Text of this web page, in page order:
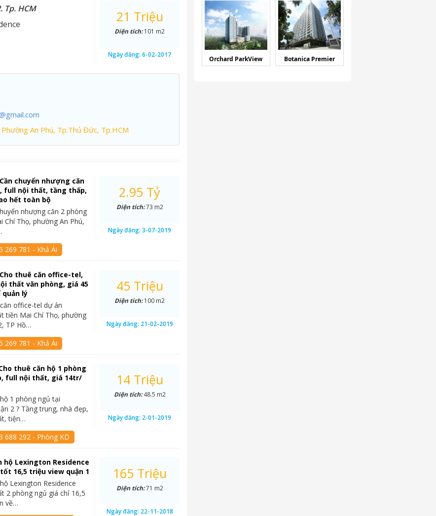
Tp. HCM
21 Triệu
Diện tích:101 m2
Ngày đăng:6-02-2017
An Phú, Tp.Thủ Đức, Tp.HCM
chuyển nhượng căn
full nội thất, tầng thấp,
hết toàn bộ
nhượng căn 2 phòng
Chí Thọ, phường An Phú,
269 781 - Khả Ái
2.95 Tỷ
Diện tích:73 m2
Ngày đăng:3-07-2019
thuê căn office-tel,
thất văn phòng, giá 45
lý
office-tel dự án
tiền Mai Chí Thọ, phường
TP Hồ…
269 781 - Khả Ái
45 Triệu
Diện tích:100 m2
Ngày đăng: 21-02-2019
thuê căn hộ 1 phòng
full nội thất, giá 14tr/
1 phòng ngủ tại
2 ? Tầng trung, nhà đẹp,
tiện…
688 292 - Phòng KD
14 Triệu
Diện tích:48.5 m2
Ngày đăng: 2-01-2019
hộ Lexington Residence
16,5 triệu view quận 1
Lexington Residence
2 phòng ngủ giá chỉ 16,5
về…
165 Triệu
Diện tích:71 m2
Ngày đăng: 22-11-2018
Orchard ParkView Botanica Premier